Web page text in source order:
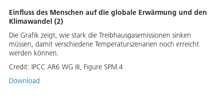
Einfluss des Menschen auf die globale Erwärmung und den
Klimawandel (2)
Die Grafik zeigt, wie stark die Treibhausgasemissionen sinken
müssen, damit verschiedene Temperaturszenarien noch erreicht
werden können.
Credit: IPCC AR6 WG III, Figure SPM.4
Download